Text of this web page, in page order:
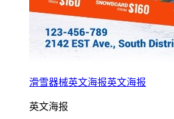
滑雪器械英文海报英文海报
英文海报